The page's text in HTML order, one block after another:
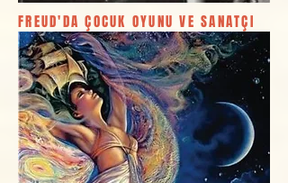
FREUD'DA ÇOCUK OYUNU VE SANATÇI